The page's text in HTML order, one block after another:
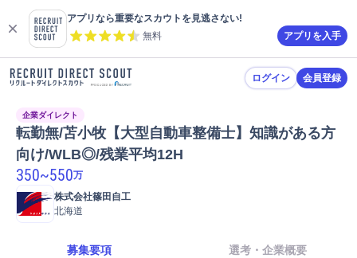
アプリなら重要なスカウトを見逃さない!
無料
アプリを入手
ログイン 会員登録
企業ダイレクト
転勤無/苫小牧【大型自動車整備士】知識がある方
向け/WLB◎/残業平均12H
350~550万
株式会社篠田自工
北海道
募集要項 選考・企業概要